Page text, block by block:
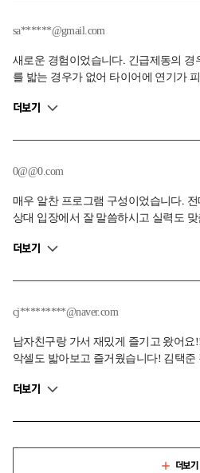
sa******@gmail.com
새로운 경험이었습니다. 긴급제동의 경
를 밟는 경우가 없어 타이어에 연기가
들을 미리 체험하고 연습해 보는 것으로
더보기
0@@0.com
매우 알찬 프로그램 구성이었습니다.
상대 입장에서 잘 말씀하시고 실력도
먼스는 너무 강렬해서 잊혀지지가 않네
에 만점 받는 그 날 까지요ㅎㅎ 2022년
더보기
cj*********@naver.com
남자친구랑 가서 재밌게 즐기고 왔어
악셀도 밟아보고 즐거웠습니다! 김택준
~!
더보기
더보기